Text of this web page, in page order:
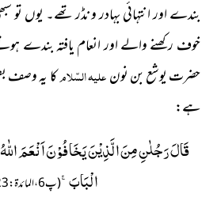
بندے اور انتہائی بہادر و نڈر تھے۔ یوں تو
خوف رکھنے والے اور انعام یافتہ بندے
حضرت یوشع بن نونعلیہ السّلامکا یہ وصف
ہے:
قَالَ رَجُلٰنِ مِنَ الَّذِیْنَ یَخَافُوْنَ اَنْعَمَ
الْبَابَۚ-(پ 6،المائدۃ:23)